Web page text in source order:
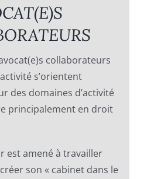
collaborateurs
s’orientent
des domaines d’activité
principalement en droit
est amené à travailler
son « cabinet dans le